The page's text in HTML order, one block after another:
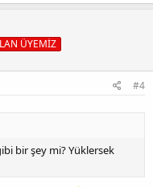
ÜYEMİZ
#4
bir şey mi? Yüklersek